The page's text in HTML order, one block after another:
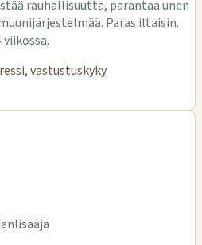
rauhallisuutta, parantaa unen
Paras iltaisin.
vastustuskyky